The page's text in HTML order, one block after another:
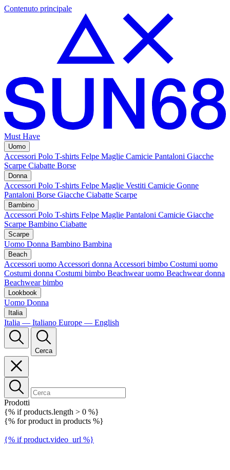
Contenuto principale
Must Have
Uomo
Accessori Polo T-shirts Felpe Maglie Camicie Pantaloni Giacche
Scarpe Ciabatte Borse
Donna
Accessori Polo T-shirts Felpe Maglie Vestiti Camicie Gonne
Pantaloni Borse Giacche Ciabatte Scarpe
Bambino
Accessori Polo T-shirts Felpe Maglie Pantaloni Camicie Giacche
Scarpe Bambino Ciabatte
Scarpe
Uomo Donna Bambino Bambina
Beach
Accessori uomo Accessori donna Accessori bimbo Costumi uomo
Costumi donna Costumi bimbo Beachwear uomo Beachwear donna
Beachwear bimbo
Lookbook
Uomo Donna
Italia
Italia — Italiano Europe — English
Cerca
Prodotti
{% if products.length > 0 %}
{% for product in products %}
{% if product.video_url %}